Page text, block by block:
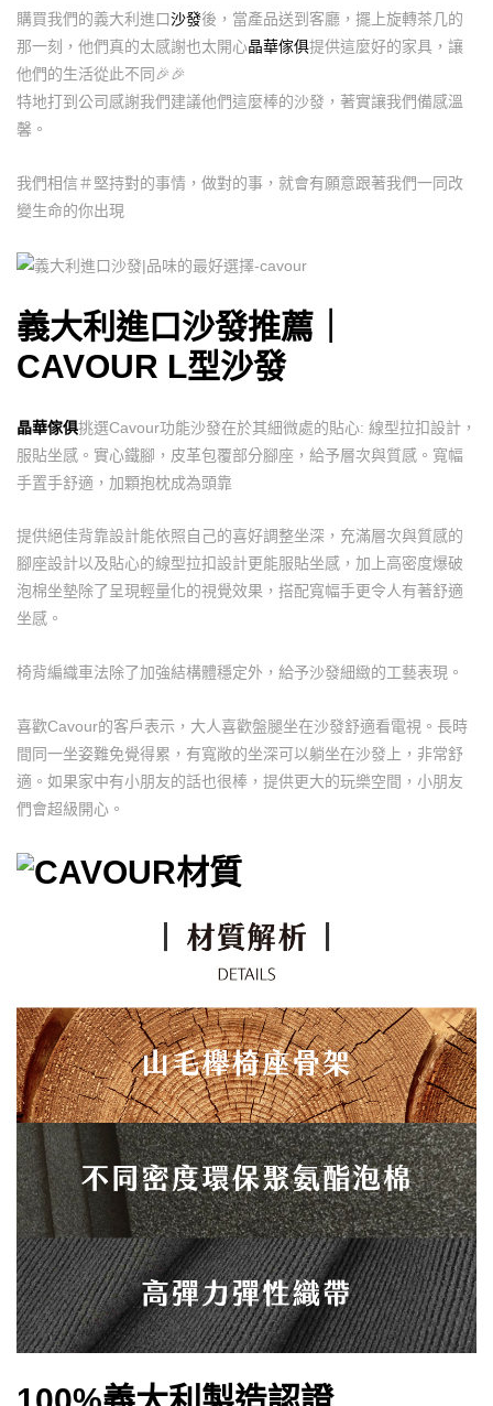
購買我們的義大利進口沙發後，當產品送到客廳，擺上旋轉茶几的
那一刻，他們真的太感謝也太開心晶華傢俱提供這麼好的家具，讓
他們的生活從此不同🎉🎉
特地打到公司感謝我們建議他們這麼棒的沙發，著實讓我們備感溫
馨。
我們相信＃堅持對的事情，做對的事，就會有願意跟著我們一同改
變生命的你出現
義大利進口沙發推薦｜
CAVOUR L型沙發
晶華傢俱挑選Cavour功能沙發在於其細微處的貼心: 線型拉扣設計，
服貼坐感。實心鐵腳，皮革包覆部分腳座，給予層次與質感。寬幅
手置手舒適，加顆抱枕成為頭靠
提供絕佳背靠設計能依照自己的喜好調整坐深，充滿層次與質感的
腳座設計以及貼心的線型拉扣設計更能服貼坐感，加上高密度爆破
泡棉坐墊除了呈現輕量化的視覺效果，搭配寬幅手更令人有著舒適
坐感。
椅背編織車法除了加強結構體穩定外，給予沙發細緻的工藝表現。
喜歡Cavour的客戶表示，大人喜歡盤腿坐在沙發舒適看電視。長時
間同一坐姿難免覺得累，有寬敞的坐深可以躺坐在沙發上，非常舒
適。如果家中有小朋友的話也很棒，提供更大的玩樂空間，小朋友
們會超級開心。